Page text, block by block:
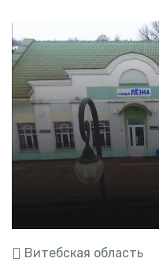
Витебская область